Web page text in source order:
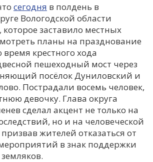
У
Х
Ч
Я
сегодня в полдень в
Вологодской области
заставило местных
планы на празднование
время крестного хода
пешеходный мост через
посёлок Дуниловский и
Пострадали восемь человек,
девочку. Глава округа
сделал акцент не только на
но и на человеческой
жителей отказаться от
в знак поддержки